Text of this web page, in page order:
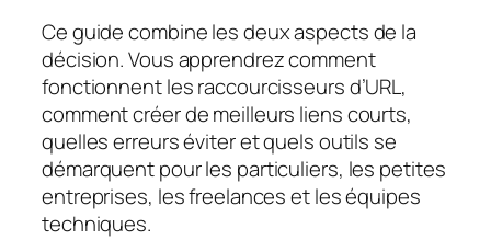
Ce guide combine les deux aspects de la
décision. Vous apprendrez comment
fonctionnent les raccourcisseurs d’URL,
comment créer de meilleurs liens courts,
quelles erreurs éviter et quels outils se
démarquent pour les particuliers, les petites
entreprises, les freelances et les équipes
techniques.